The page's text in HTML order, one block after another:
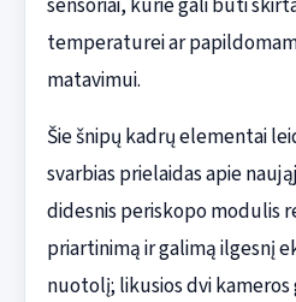
temperaturei ar
matavimui.
Šie šnipų kadrų elementai
svarbias prielaidas apie
didesnis periskopo modulis
priartinimą ir galimą ilgesnį
nuotolį; likusios dvi kameros